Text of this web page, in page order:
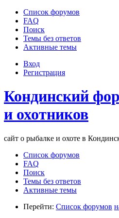
Список форумов
FAQ
Поиск
Темы без ответов
Активные темы
Вход
Регистрация
Кондинский
и охотников
сайт о рыбалке и охоте в
Список форумов
FAQ
Поиск
Темы без ответов
Активные темы
Перейти: Список форумов